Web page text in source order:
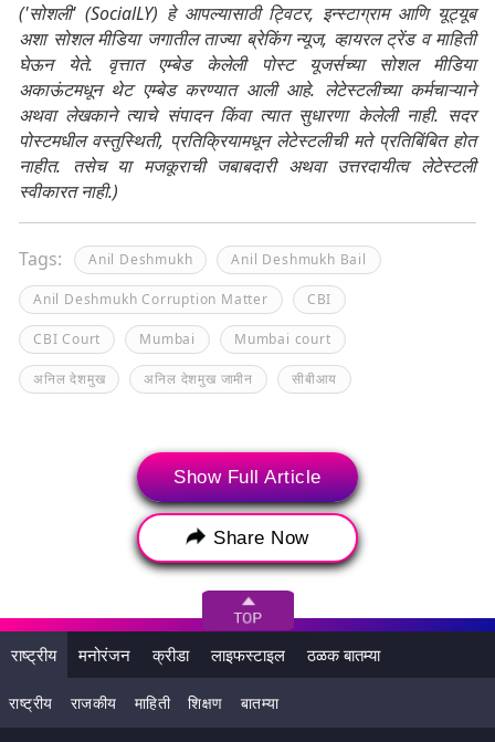
('सोशली' (SocialLY) हे आपल्यासाठी ट्विटर, इन्स्टाग्राम आणि यूट्यूब
अशा सोशल मीडिया जगातील ताज्या ब्रेकिंग न्यूज, व्हायरल ट्रेंड व माहिती
घेऊन येते. वृत्तात एम्बेड केलेली पोस्ट यूजर्सच्या सोशल मीडिया
अकाऊंटमधून थेट एम्बेड करण्यात आली आहे. लेटेस्टलीच्या कर्मचाऱ्याने
अथवा लेखकाने त्याचे संपादन किंवा त्यात सुधारणा केलेली नाही. सदर
पोस्टमधील वस्तुस्थिती, प्रतिक्रियामधून लेटेस्टलीची मते प्रतिबिंबित होत
नाहीत. तसेच या मजकूराची जबाबदारी अथवा उत्तरदायीत्व लेटेस्टली
स्वीकारत नाही.)
Tags: Anil Deshmukh Anil Deshmukh Bail
Anil Deshmukh Corruption Matter CBI
CBI Court Mumbai Mumbai court
अनिल देशमुख अनिल देशमुख जामीन सीबीआय
संबंधित बातम्या
Show Full Article
Share Now
राष्ट्रीय मनोरंजन क्रीडा लाइफस्टाइल ठळक बातम्या
राष्ट्रीय राजकीय माहिती शिक्षण बातम्या